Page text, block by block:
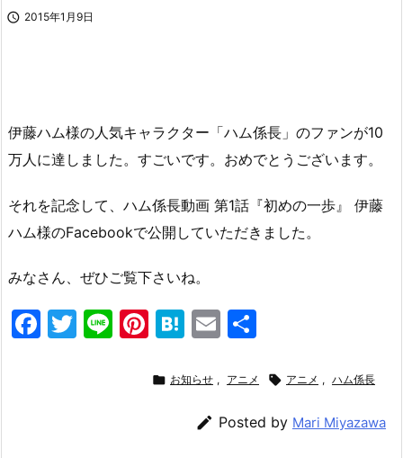
 2015年1月9日
伊藤ハム様の人気キャラクター「ハム係長」のファンが10
万人に達しました。すごいです。おめでとうございます。
それを記念して、ハム係長動画 第1話『初めの一歩』 伊藤
ハム様のFacebookで公開していただきました。
みなさん、ぜひご覧下さいね。
F
T
Li Pi
er
H
e
a
E
ai
l
 お知らせ , アニメ  アニメ , ハム係長
 Posted by Mari Miyazawa